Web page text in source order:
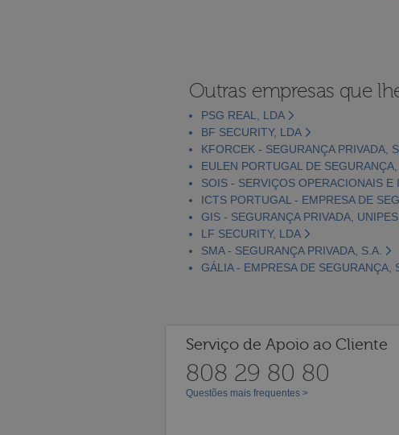
Outras empresas que
PSG REAL, LDA
BF SECURITY, LDA
KFORCEK - SEGURANÇA PRIVADA,
EULEN PORTUGAL DE SEGURANÇA,
SOIS - SERVIÇOS OPERACIONAIS E
ICTS PORTUGAL - EMPRESA DE
GIS - SEGURANÇA PRIVADA,
LF SECURITY, LDA
SMA - SEGURANÇA PRIVADA, S.A.
GÁLIA - EMPRESA DE SEGURANÇA,
Serviço de Apoio ao Cliente
808 29 80 80
Questões mais frequentes >